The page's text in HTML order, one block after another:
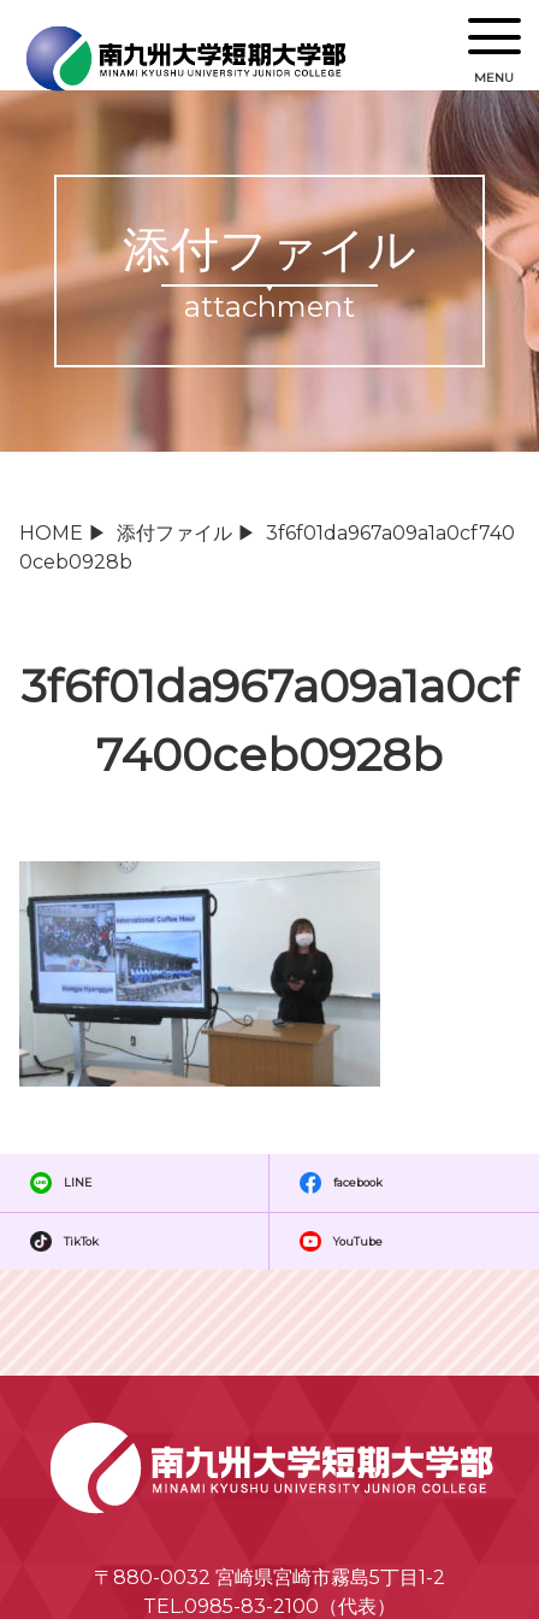
MENU
添付ファイル
attachment
HOME ▶ 添付ファイル ▶ 3f6f01da967a09a1a0cf740
0ceb0928b
3f6f01da967a09a1a0cf
7400ceb0928b
LINE facebook
TikTok YouTube
〒880-0032 宮崎県宮崎市霧島5丁目1-2
TEL.0985-83-2100（代表）